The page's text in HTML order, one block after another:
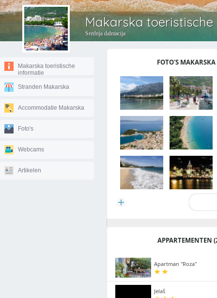
Makarska
Srednja dalmacija
Makarska toeristische
informatie
Stranden Makarska
Accommodatie Makarska
Foto's
Webcams
Artikelen
FOTO'S MAKARSKA
APPARTEMENTEN
Apartman "Roza"
Jelaš